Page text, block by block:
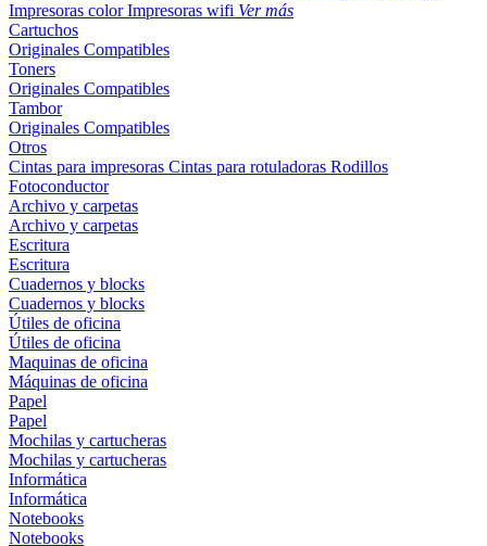
Impresoras colorImpresoras wifi Ver más
Cartuchos
Originales Compatibles
Toners
Originales Compatibles
Tambor
Originales Compatibles
Otros
Cintas para impresoras Cintas para rotuladoras Rodillos
Fotoconductor
Archivo y carpetas
Archivo y carpetas
Escritura
Escritura
Cuadernos y blocks
Cuadernos y blocks
Útiles de oficina
Útiles de oficina
Maquinas de oficina
Máquinas de oficina
Papel
Papel
Mochilas y cartucheras
Mochilas y cartucheras
Informática
Informática
Notebooks
Notebooks